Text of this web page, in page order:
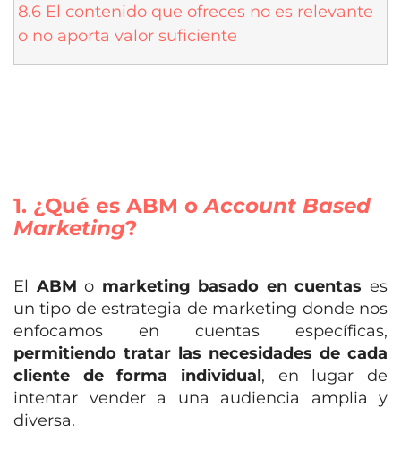
8.6 El contenido que ofreces no es relevante
o no aporta valor suficiente
1. ¿Qué es ABM oAccount Based
Marketing?
El ABM o marketing basado en cuentas es
un tipo de estrategia de marketing donde nos
enfocamos en cuentas específicas,
permitiendo tratar las necesidades de cada
cliente de forma individual, en lugar de
intentar vender a una audiencia amplia y
diversa.